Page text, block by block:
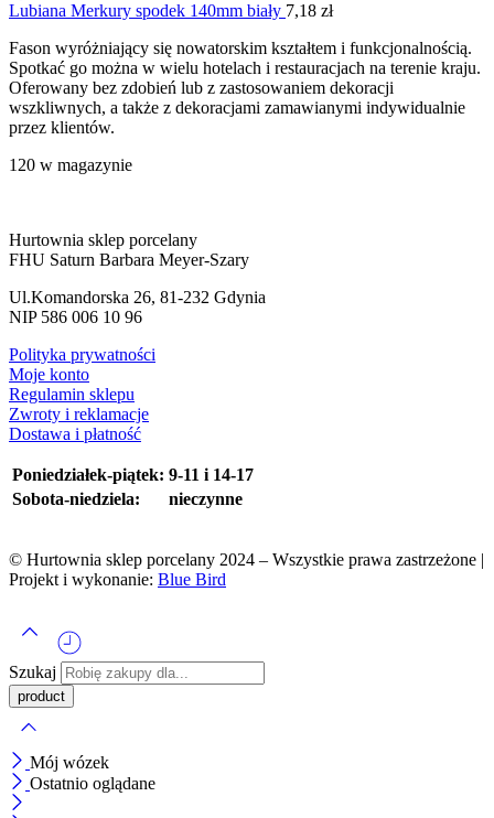
Lubiana Merkury spodek 140mm biały 7,18 zł
Fason wyróżniający się nowatorskim kształtem i funkcjonalnością.
Spotkać go można w wielu hotelach i restauracjach na terenie kraju.
Oferowany bez zdobień lub z zastosowaniem dekoracji
wszkliwnych, a także z dekoracjami zamawianymi indywidualnie
przez klientów.
120 w magazynie
Hurtownia sklep porcelany
FHU Saturn Barbara Meyer-Szary
Ul.Komandorska 26, 81-232 Gdynia
NIP 586 006 10 96
Polityka prywatności
Moje konto
Regulamin sklepu
Zwroty i reklamacje
Dostawa i płatność
Poniedziałek-piątek: 9-11 i 14-17
Sobota-niedziela:
nieczynne
© Hurtownia sklep porcelany 2024 – Wszystkie prawa zastrzeżone |
Projekt i wykonanie: Blue Bird
Szukaj
Mój wózek
Ostatnio oglądane